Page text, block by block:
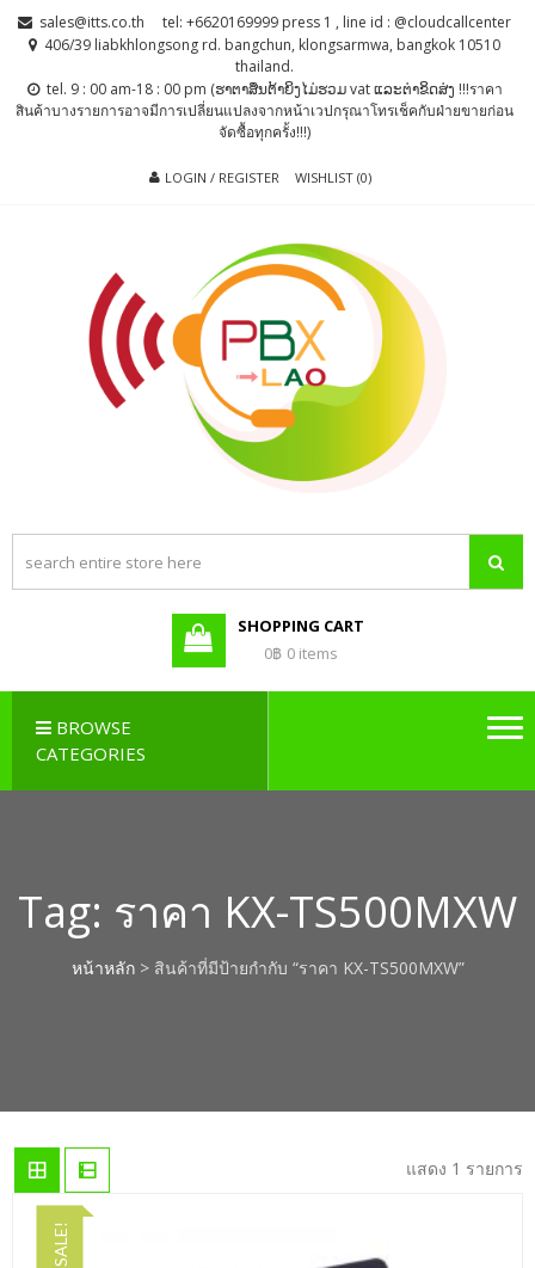
Skip
Skip sales@itts.co.th
tel: +6620169999 press 1 , line id : @cloudcallcenter
406/39 liabkhlongsong rd. bangchun, klongsarmwa, bangkok 10510
thailand.
tel. 9 : 00 am-18 : 00 pm (ຮາຕາສຶນຕ້າຍິງໄມ່ຮວມ vat ແລະຕ່າຂິດສ່ງ !!!ราคา
สินค้าบางรายการอาจมีการเปลี่ยนแปลงจากหน้าเวปกรุณาโทรเช็คกับฝ่ายขายก่อน
จัดซื้อทุกครั้ง!!!)
LOGIN / REGISTER WISHLIST (0)
PBX LAO, IP-
PBX LAO,
PABX LAO,
NETWORK
SHOPPING CART
0฿ 0 items
BROWSE
CATEGORIES
Tag: ราคา KX-TS500MXW
หน้าหลัก> สินค้าที่มีป้ายกำกับ “ราคา KX-TS500MXW”
แสดง 1 รายการ
SALE!